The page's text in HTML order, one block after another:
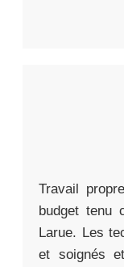
Travail
budget tenu
Larue. Les
et soignés